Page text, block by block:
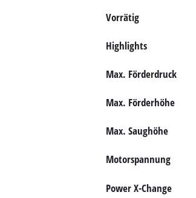
Vorrätig
Highlights
Max. Förderdruck
Max. Förderhöhe
Max. Saughöhe
Motorspannung
Power X-Change